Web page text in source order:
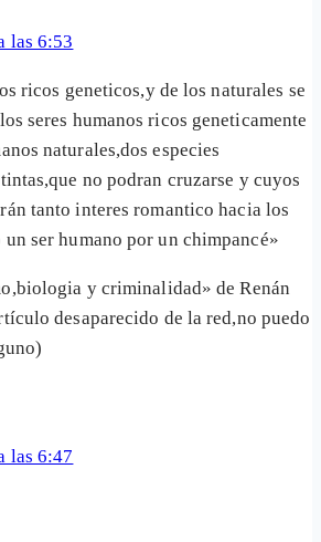
las 6:53
ricos geneticos,y de los naturales se
seres humanos ricos geneticamente
naturales,dos especies
no podran cruzarse y cuyos
tanto interes romantico hacia los
ser humano por un chimpancé»
y criminalidad» de Renán
desaparecido de la red,no puedo
las 6:47